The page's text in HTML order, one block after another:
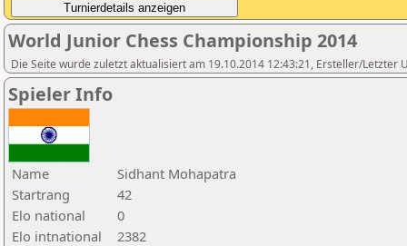
World Junior Chess Championship 2014
Die Seite wurde zuletzt aktualisiert am 19.10.2014 12:43:21, Ersteller/Letzter
Spieler Info
Name
Sidhant Mohapatra
Startrang
42
Elo national
0
Elo intnational
2382